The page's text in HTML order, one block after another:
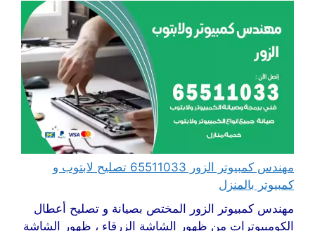
مهندس كمبيوتر الزور 65511033 تصليح لابتوب و
كمبيوتر بالمنزل
مهندس كمبيوتر الزور المختص بصيانة و تصليح أعطال
الكومبيوترات من ظهور الشاشة الزرقاء ، ظهور الشاشة